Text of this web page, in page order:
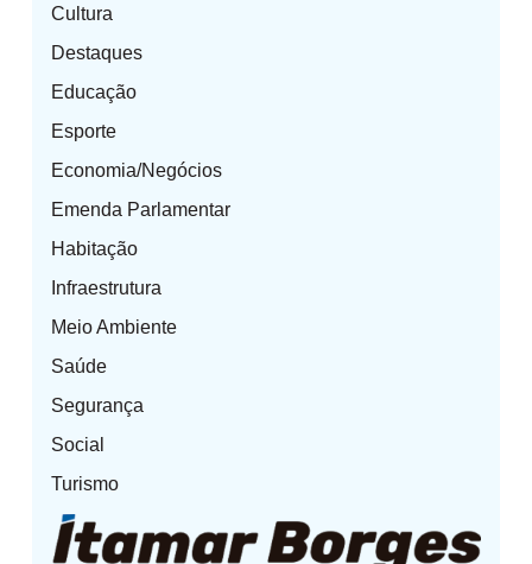
Cultura
Destaques
Educação
Esporte
Economia/Negócios
Emenda Parlamentar
Habitação
Infraestrutura
Meio Ambiente
Saúde
Segurança
Social
Turismo